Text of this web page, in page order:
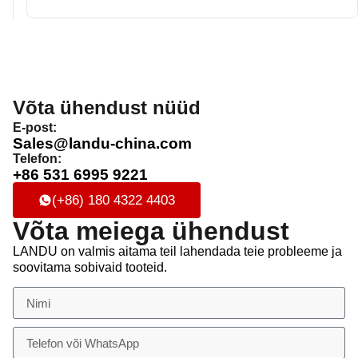
Võta ühendust nüüd
E-post:
Sales@landu-china.com
Telefon:
+86 531 6995 9221
(+86) 180 4322 4403
Võta meiega ühendust
LANDU on valmis aitama teil lahendada teie probleeme ja
soovitama sobivaid tooteid.